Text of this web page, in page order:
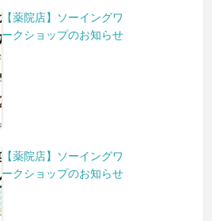
【薬院店】ソーイングワ
ークショップのお知らせ
【薬院店】ソーイングワ
ークショップのお知らせ